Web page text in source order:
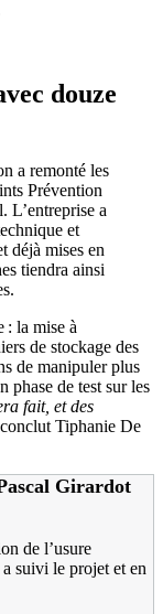
douze
a remonté les
Prévention
L’entreprise a
et
déjà mises en
tiendra ainsi
: la mise à
de stockage des
de manipuler plus
phase de test sur les
fait, et des
conclut Tiphanie De
Girardot
de l’usure
suivi le projet et en